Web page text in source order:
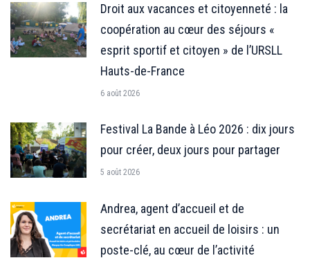
Droit aux vacances et citoyenneté : la
coopération au cœur des séjours «
esprit sportif et citoyen » de l’URSLL
Hauts-de-France
6 août 2026
Festival La Bande à Léo 2026 : dix jours
pour créer, deux jours pour partager
5 août 2026
Andrea, agent d’accueil et de
secrétariat en accueil de loisirs : un
poste-clé, au cœur de l’activité